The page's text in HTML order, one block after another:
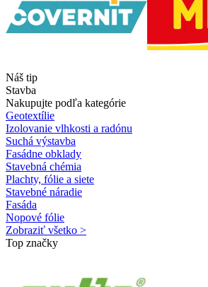
Náš tip
Stavba
Nakupujte podľa kategórie
Geotextílie
Izolovanie vlhkosti a radónu
Suchá výstavba
Fasádne obklady
Stavebná chémia
Plachty, fólie a siete
Stavebné náradie
Fasáda
Nopové fólie
Zobraziť všetko >
Top značky